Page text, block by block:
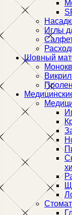
Иглы
Шовный